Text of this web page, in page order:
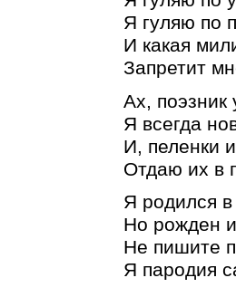
Я гуляю по
И какая
Запретит
Ах, поэзник
Я всегда
И, пеленки
Отдаю их в
Я родился
Но рожден
Не пишите
Я пародия